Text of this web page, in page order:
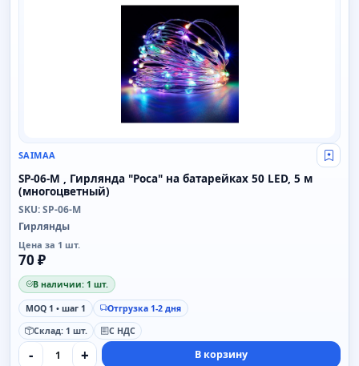
SAIMAA Свой
SP-06-M , Гирлянда "Роса" на батарейках 50 LED, 5 м
(многоцветный)
SKU: SP-06-M
Гирлянды
Цена за 1 шт.
70 ₽
В наличии: 1 шт.
MOQ 1 • шаг 1
Отгрузка 1-2 дня
Склад: 1 шт.
С НДС
- + В корзину